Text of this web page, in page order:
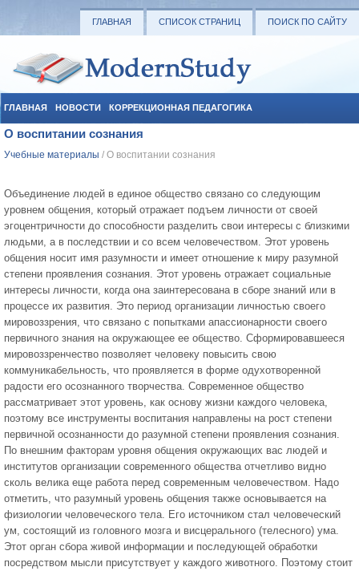
ГЛАВНАЯ СПИСОК СТРАНИЦ ПОИСК ПО САЙТУ
ГЛАВНАЯ НОВОСТИ КОРРЕКЦИОННАЯ ПЕДАГОГИКА
СОЦИАЛЬНАЯ ПЕДАГОГИКА УЧЕБНЫЕ МАТЕРИАЛЫ
О воспитании сознания
Учебные материалы / О воспитании сознания
Объединение людей в единое общество связано со следующим
уровнем общения, который отражает подъем личности от своей
эгоцентричности до способности разделить свои интересы с близкими
людьми, а в последствии и со всем человечеством. Этот уровень
общения носит имя разумности и имеет отношение к миру разумной
степени проявления сознания. Этот уровень отражает социальные
интересы личности, когда она заинтересована в сборе знаний или в
процессе их развития. Это период организации личностью своего
мировоззрения, что связано с попытками апассионарности своего
первичного знания на окружающее ее общество. Сформировавшееся
мировоззренчество позволяет человеку повысить свою
коммуникабельность, что проявляется в форме одухотворенной
радости его осознанного творчества. Современное общество
рассматривает этот уровень, как основу жизни каждого человека,
поэтому все инструменты воспитания направлены на рост степени
первичной осознанности до разумной степени проявления сознания.
По внешним факторам уровня общения окружающих вас людей и
институтов организации современного общества отчетливо видно
сколь велика еще работа перед современным человечеством. Надо
отметить, что разумный уровень общения также основывается на
физиологии человеческого тела. Его источником стал человеческий
ум, состоящий из головного мозга и висцерального (телесного) ума.
Этот орган сбора живой информации и последующей обработки
посредством мысли присутствует у каждого животного. Поэтому стоит